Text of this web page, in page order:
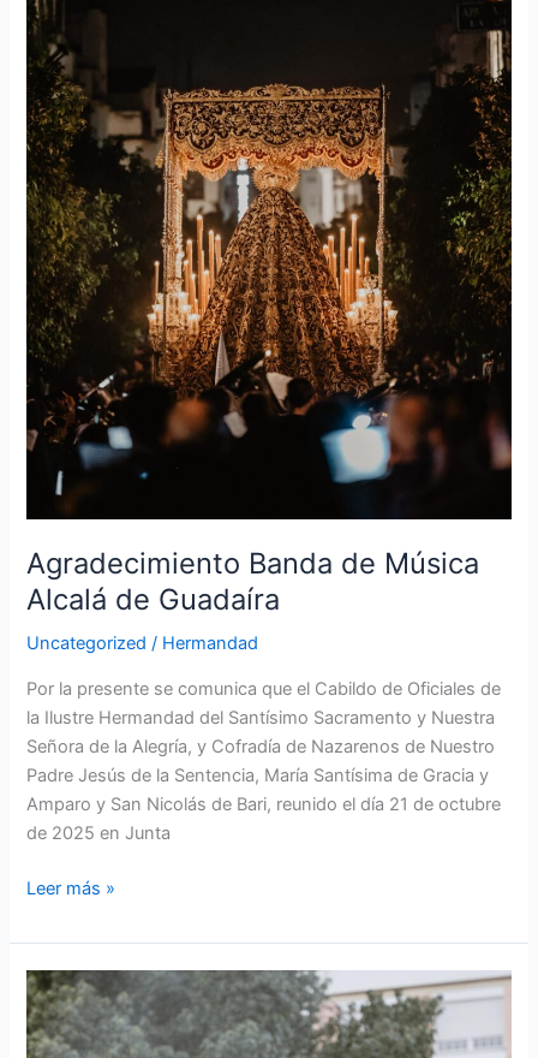
Agradecimiento Banda de Música
Alcalá de Guadaíra
Uncategorized / Hermandad
Por la presente se comunica que el Cabildo de Oficiales de
la Ilustre Hermandad del Santísimo Sacramento y Nuestra
Señora de la Alegría, y Cofradía de Nazarenos de Nuestro
Padre Jesús de la Sentencia, María Santísima de Gracia y
Amparo y San Nicolás de Bari, reunido el día 21 de octubre
de 2025 en Junta
Música
Alcalá
de
Guadaíra
Leer más »
Asignación
cortejo
para